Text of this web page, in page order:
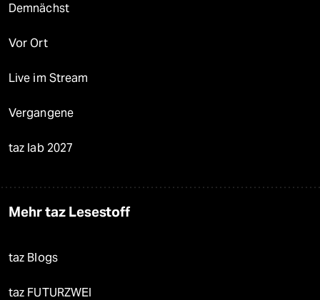
Demnächst
Vor Ort
Live im Stream
Vergangene
taz lab 2027
Mehr taz Lesestoff
taz Blogs
taz FUTURZWEI